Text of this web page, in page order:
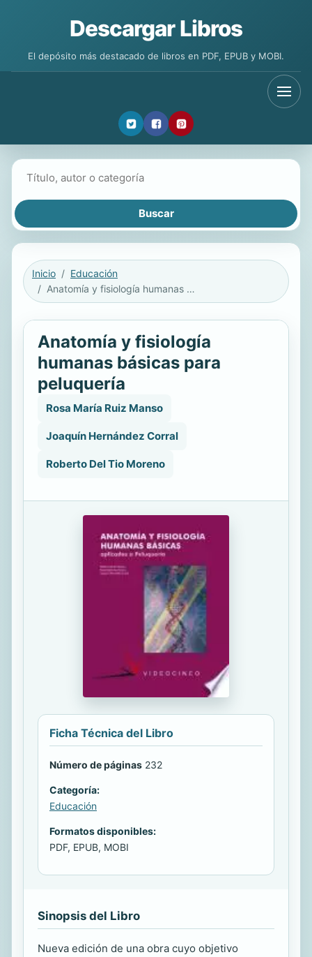
Descargar Libros
El depósito más destacado de libros en PDF, EPUB y MOBI.
Inicio
Educación
Anatomía y fisiología humanas básicas para peluquería
Anatomía y fisiología
humanas básicas para
peluquería
Rosa María Ruiz Manso
Joaquín Hernández Corral
Roberto Del Tio Moreno
Ficha Técnica del Libro
Número de páginas 232
Categoría:
Educación
Formatos disponibles:
PDF, EPUB, MOBI
Sinopsis del Libro
Nueva edición de una obra cuyo objetivo